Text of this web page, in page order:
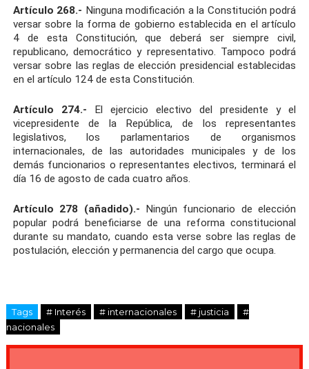
Artículo 268.- Ninguna modificación a la Constitución podrá
versar sobre la forma de gobierno establecida en el artículo
4 de esta Constitución, que deberá ser siempre civil,
republicano, democrático y representativo. Tampoco podrá
versar sobre las reglas de elección presidencial establecidas
en el artículo 124 de esta Constitución.
Artículo 274.- El ejercicio electivo del presidente y el
vicepresidente de la República, de los representantes
legislativos, los parlamentarios de organismos
internacionales, de las autoridades municipales y de los
demás funcionarios o representantes electivos, terminará el
día 16 de agosto de cada cuatro años.
Artículo 278 (añadido).- Ningún funcionario de elección
popular podrá beneficiarse de una reforma constitucional
durante su mandato, cuando esta verse sobre las reglas de
postulación, elección y permanencia del cargo que ocupa.
Tags # Interés # internacionales # justicia
#
nacionales